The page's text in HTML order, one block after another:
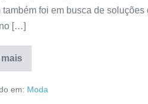
também foi em busca de
[…]
mais
em: Moda